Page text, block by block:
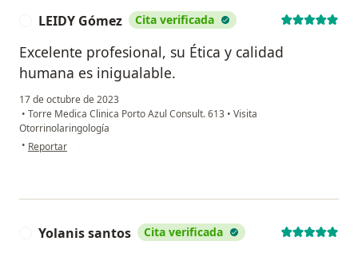
LEIDY Gómez Cita verificada
Excelente profesional, su Ética y calidad
humana es inigualable.
17 de octubre de 2023
• Torre Medica Clinica Porto Azul Consult. 613 • Visita
Otorrinolaringología
• en opinión del usuario LEIDY Gómez
Reportar
Yolanis santos Cita verificada